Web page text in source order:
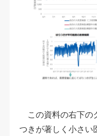
この資料の右下の
つきが著しく小さい